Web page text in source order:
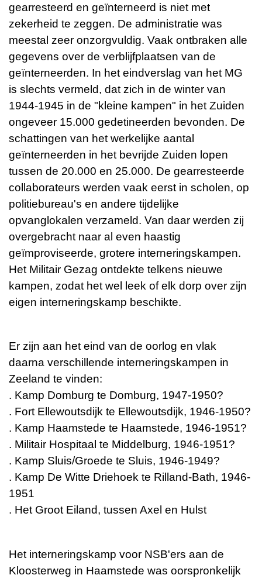
gearresteerd en geïnterneerd is niet met
zekerheid te zeggen. De administratie was
meestal zeer onzorgvuldig. Vaak ontbraken alle
gegevens over de verblijfplaatsen van de
geïnterneerden. In het eindverslag van het MG
is slechts vermeld, dat zich in de winter van
1944-1945 in de "kleine kampen" in het Zuiden
ongeveer 15.000 gedetineerden bevonden. De
schattingen van het werkelijke aantal
geïnterneerden in het bevrijde Zuiden lopen
tussen de 20.000 en 25.000. De gearresteerde
collaborateurs werden vaak eerst in scholen, op
politiebureau's en andere tijdelijke
opvanglokalen verzameld. Van daar werden zij
overgebracht naar al even haastig
geïmproviseerde, grotere interneringskampen.
Het Militair Gezag ontdekte telkens nieuwe
kampen, zodat het wel leek of elk dorp over zijn
eigen interneringskamp beschikte.
Er zijn aan het eind van de oorlog en vlak
daarna verschillende interneringskampen in
Zeeland te vinden:
. Kamp Domburg te Domburg, 1947-1950?
. Fort Ellewoutsdijk te Ellewoutsdijk, 1946-1950?
. Kamp Haamstede te Haamstede, 1946-1951?
. Militair Hospitaal te Middelburg, 1946-1951?
. Kamp Sluis/Groede te Sluis, 1946-1949?
. Kamp De Witte Driehoek te Rilland-Bath, 1946-
1951
. Het Groot Eiland, tussen Axel en Hulst
Het interneringskamp voor NSB'ers aan de
Kloosterweg in Haamstede was oorspronkelijk